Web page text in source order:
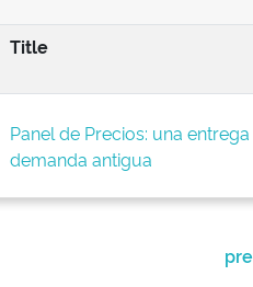
Title
Panel de Precios: una
demanda antigua